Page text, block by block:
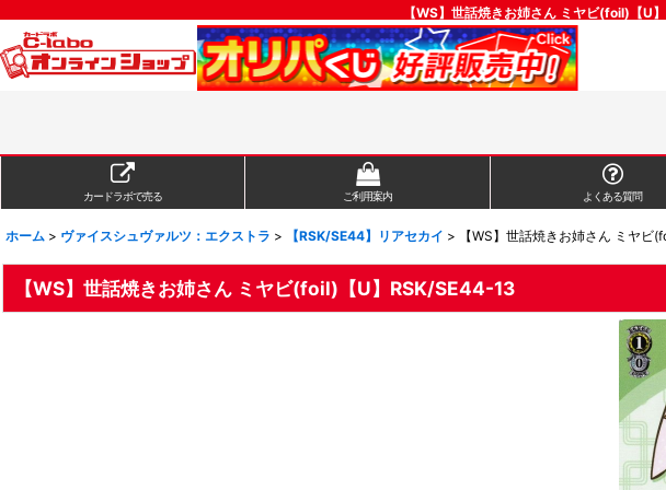
【WS】世話焼きお姉さん ミヤビ(foil)【U
カードラボで売る ご利用案内 よくある質問
ホーム > ヴァイスシュヴァルツ：エクストラ > 【RSK/SE44】リアセカイ > 【WS】世話焼きお姉さん ミヤ
【WS】世話焼きお姉さん ミヤビ(foil)【U】RSK/SE44-13